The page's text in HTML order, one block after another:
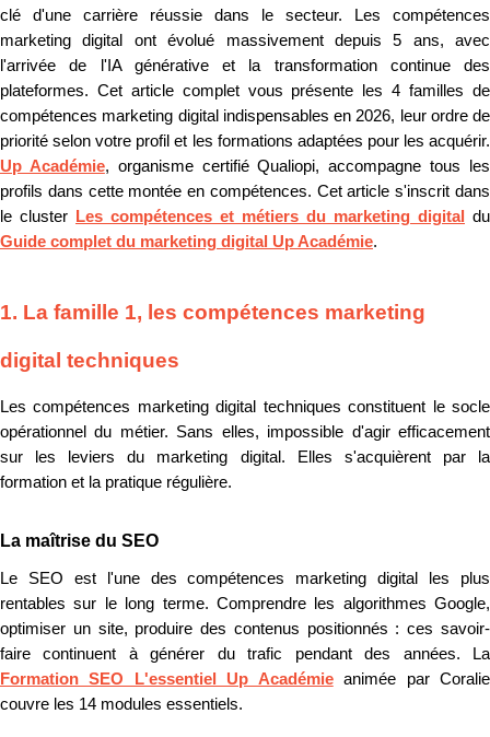
clé d'une carrière réussie dans le secteur. Les compétences
marketing digital ont évolué massivement depuis 5 ans, avec
l'arrivée de l'IA générative et la transformation continue des
plateformes. Cet article complet vous présente les 4 familles de
compétences marketing digital indispensables en 2026, leur ordre de
priorité selon votre profil et les formations adaptées pour les acquérir.
Up Académie, organisme certifié Qualiopi, accompagne tous les
profils dans cette montée en compétences. Cet article s'inscrit dans
le cluster Les compétences et métiers du marketing digital du
Guide complet du marketing digital Up Académie.
1. La famille 1, les compétences marketing
digital techniques
Les compétences marketing digital techniques constituent le socle
opérationnel du métier. Sans elles, impossible d'agir efficacement
sur les leviers du marketing digital. Elles s'acquièrent par la
formation et la pratique régulière.
La maîtrise du SEO
Le SEO est l'une des compétences marketing digital les plus
rentables sur le long terme. Comprendre les algorithmes Google,
optimiser un site, produire des contenus positionnés : ces savoir-
faire continuent à générer du trafic pendant des années. La
Formation SEO L'essentiel Up Académieanimée par Coralie
couvre les 14 modules essentiels.